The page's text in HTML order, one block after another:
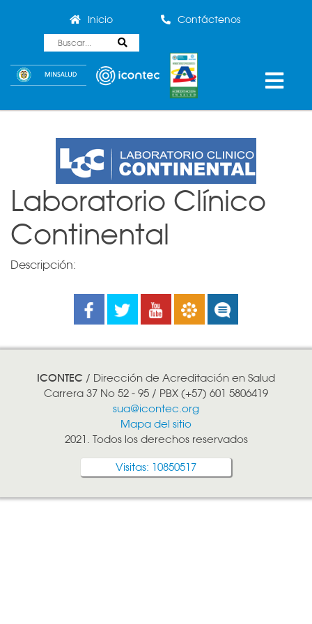
Inicio Contáctenos
Laboratorio Clínico
Continental
Descripción:
Facebook
Twitter YoutubeBoletines
ICONTEC / Dirección de Acreditación en Salud
Carrera 37 No 52 - 95 / PBX (+57) 601 5806419
sua@icontec.org
Mapa del sitio
2021. Todos los derechos reservados
Visitas: 10850517